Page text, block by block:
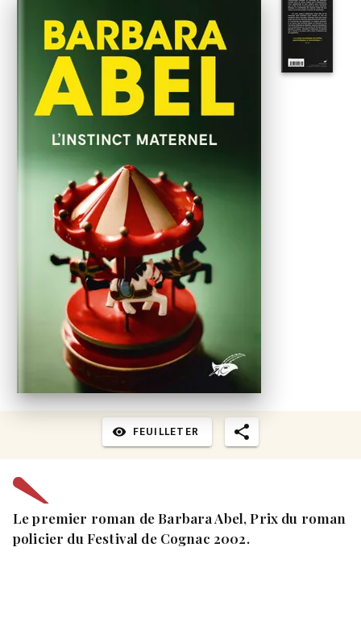
visibility FEUILLETER
Le premier roman de Barbara Abel, Prix du roman
policier du Festival de Cognac 2002.